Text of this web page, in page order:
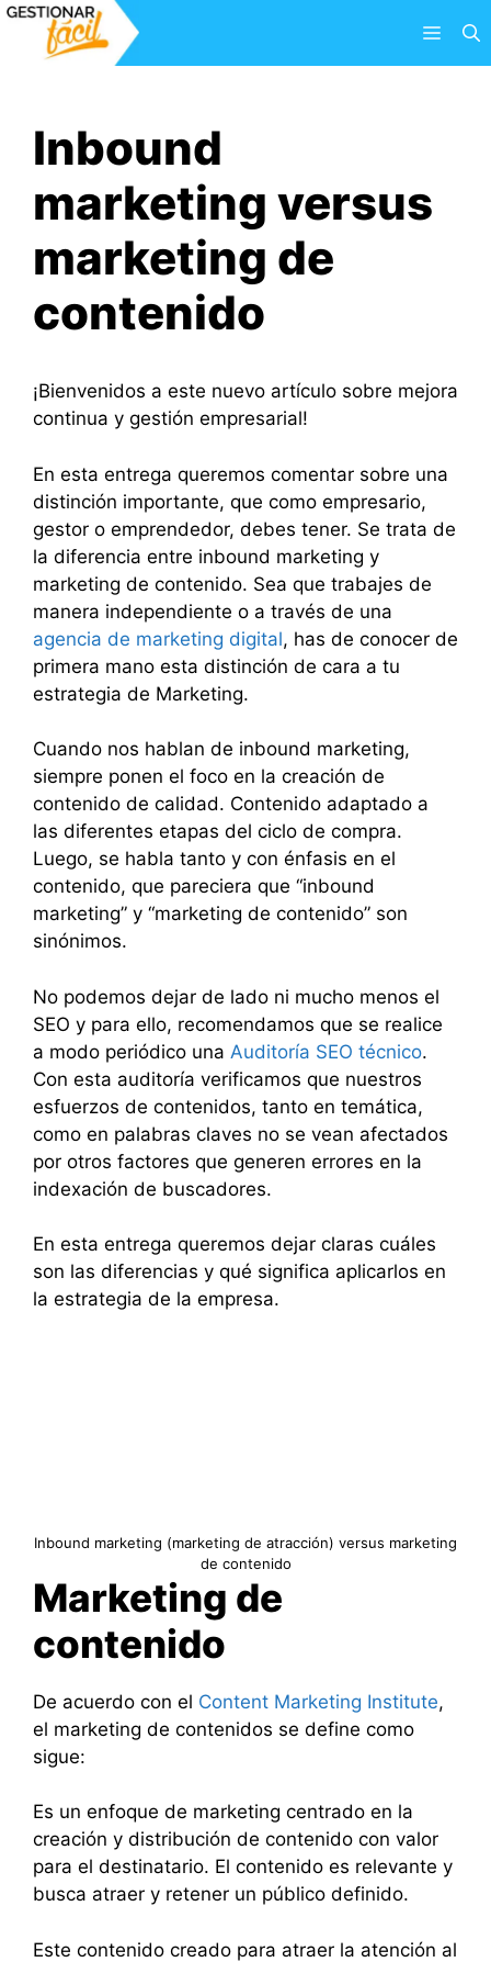
Saltar
Menú
Inbound
marketing versus
marketing de
contenido
¡Bienvenidos a este nuevo artículo sobre mejora
continua y gestión empresarial!
En esta entrega queremos comentar sobre una
distinción importante, que como empresario,
gestor o emprendedor, debes tener. Se trata de
la diferencia entre inbound marketing y
marketing de contenido. Sea que trabajes de
manera independiente o a través de una
agencia de marketing digital, has de conocer de
primera mano esta distinción de cara a tu
estrategia de Marketing.
Cuando nos hablan de inbound marketing,
siempre ponen el foco en la creación de
contenido de calidad. Contenido adaptado a
las diferentes etapas del ciclo de compra.
Luego, se habla tanto y con énfasis en el
contenido, que pareciera que “inbound
marketing” y “marketing de contenido” son
sinónimos.
No podemos dejar de lado ni mucho menos el
SEO y para ello, recomendamos que se realice
a modo periódico una Auditoría SEO técnico.
Con esta auditoría verificamos que nuestros
esfuerzos de contenidos, tanto en temática,
como en palabras claves no se vean afectados
por otros factores que generen errores en la
indexación de buscadores.
En esta entrega queremos dejar claras cuáles
son las diferencias y qué significa aplicarlos en
la estrategia de la empresa.
Inbound marketing (marketing de atracción) versus marketing
de contenido
Marketing de
contenido
De acuerdo con el Content Marketing Institute,
el marketing de contenidos se define como
sigue:
Es un enfoque de marketing centrado en la
creación y distribución de contenido con valor
para el destinatario. El contenido es relevante y
busca atraer y retener un público definido.
Este contenido creado para atraer la atención al